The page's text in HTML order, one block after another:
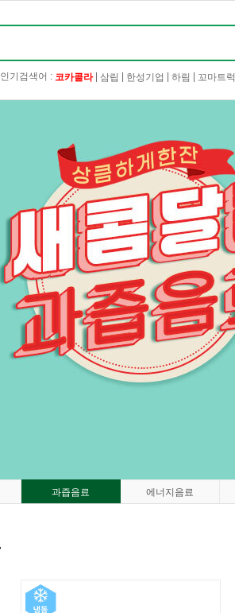
인기검색어 : 코카콜라| 삼립 한성기업 하림 꼬마트럭
과즙음료 에너지음료